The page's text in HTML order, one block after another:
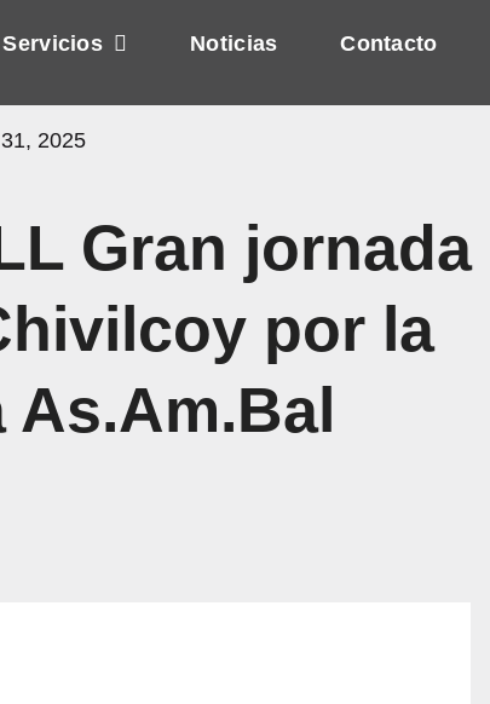
Servicios Noticias Contacto
2025
Gran jornada
por la
As.Am.Bal